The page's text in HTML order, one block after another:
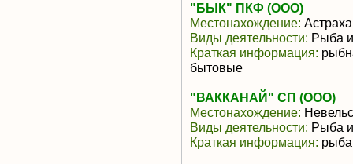
"БЫК" ПКФ (ООО)
Местонахождение:
Виды деятельности: Рыба
Краткая информация:
бытовые
"ВАККАНАЙ" СП (ООО)
Местонахождение:
Виды деятельности: Рыба
Краткая информация: